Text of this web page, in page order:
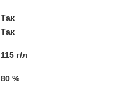
Так
Так
115 г/л
80 %